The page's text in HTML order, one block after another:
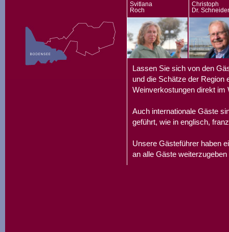
Svitlana
Roch
Christoph
Dr. Schneider
Lassen Sie sich von den
und die Schätze der Region
Weinverkostungen direkt im
Auch internationale Gäste
geführt, wie in englisch,
Unsere Gästeführer haben
an alle Gäste